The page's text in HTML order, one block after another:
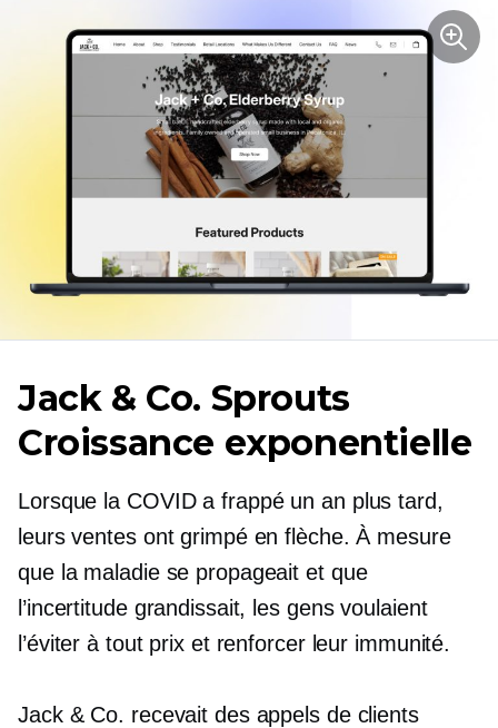
Jack & Co. Sprouts
Croissance exponentielle
Lorsque la COVID a frappé un an plus tard,
leurs ventes ont grimpé en flèche. À mesure
que la maladie se propageait et que
l’incertitude grandissait, les gens voulaient
l’éviter à tout prix et renforcer leur immunité.
Jack & Co. recevait des appels de clients